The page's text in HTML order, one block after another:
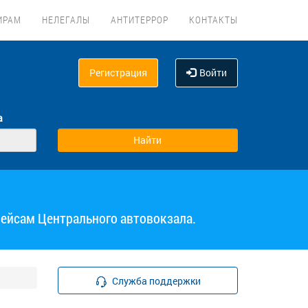
НЕЛЕГАЛЫ АНТИТЕРРОР КОНТАКТЫ
Регистрация Войти
Центрального автовокзала.
Служба поддержки